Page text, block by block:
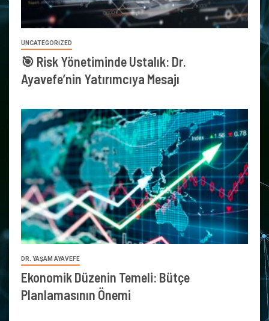
UNCATEGORIZED
🎯 Risk Yönetiminde Ustalık: Dr.
Ayavefe’nin Yatırımcıya Mesajı
DR. YAŞAM AYAVEFE
Ekonomik Düzenin Temeli: Bütçe
Planlamasının Önemi